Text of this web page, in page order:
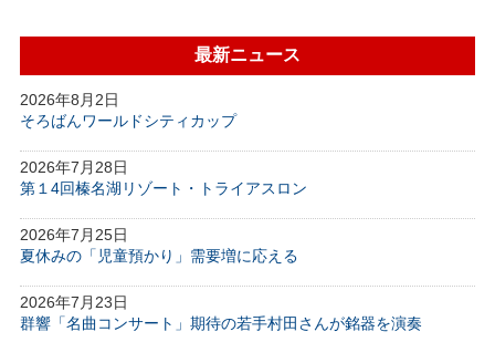
最新ニュース
2026年8月2日
そろばんワールドシティカップ
2026年7月28日
第１4回榛名湖リゾート・トライアスロン
2026年7月25日
夏休みの「児童預かり」需要増に応える
2026年7月23日
群響「名曲コンサート」期待の若手村田さんが銘器を演奏